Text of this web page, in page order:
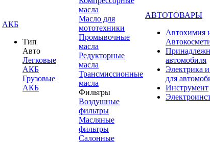
АКБ
Тип
Авто
Легковые
АКБ
Грузовые
АКБ
масла
Масло для
мототехники
Промывочные
масла
Редукторные
масла
Трансмиссионные
масла
Фильтры
Воздушные
фильтры
Масляные
фильтры
Салонные
АВТОТОВАРЫ
Автохимия
автомобиля
Электрика
для
Инструмент